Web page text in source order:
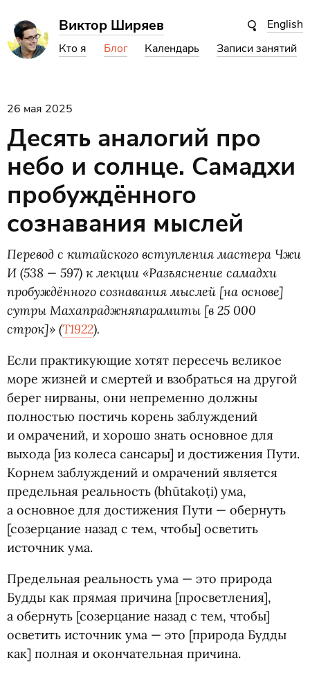
English
Виктор Ширяев
Кто я Блог Календарь Записи занятий
26 мая 2025
Десять аналогий про
небо и солнце. Самадхи
пробуждённого
сознавания мыслей
Перевод с китайского вступления мастера Чжи
И (538 — 597) к лекции «Разъяснение самадхи
пробуждённого сознавания мыслей [на основе]
сутры Махапраджняпарамиты [в 25 000
строк]» (T1922).
Если практикующие хотят пересечь великое
море жизней и смертей и взобраться на другой
берег нирваны, они непременно должны
полностью постичь корень заблуждений
и омрачений, и хорошо знать основное для
выхода [из колеса сансары] и достижения Пути.
Корнем заблуждений и омрачений является
предельная реальность (bhūtakoṭi) ума,
а основное для достижения Пути — обернуть
[созерцание назад с тем, чтобы] осветить
источник ума.
Предельная реальность ума — это природа
Будды как прямая причина [просветления],
а обернуть [созерцание назад с тем, чтобы]
осветить источник ума — это [природа Будды
как] полная и окончательная причина.